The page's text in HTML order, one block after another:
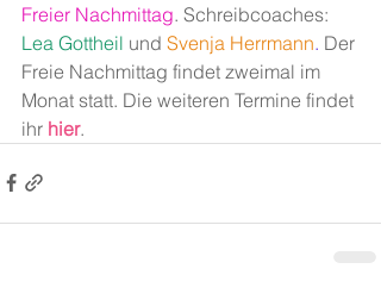
Freier Nachmittag. Schreibcoaches:
Lea Gottheil und Svenja Herrmann. Der
Freie Nachmittag findet zweimal im
Monat statt. Die weiteren Termine findet
ihr hier.